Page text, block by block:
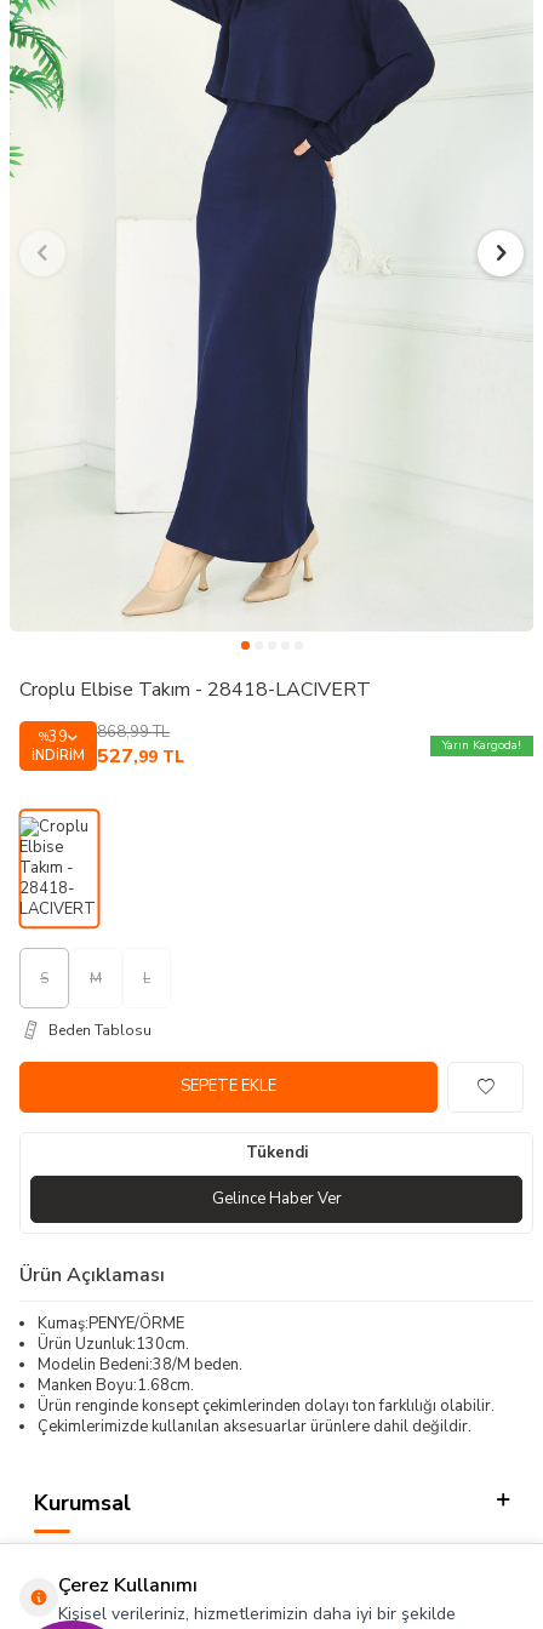
Croplu Elbise Takım - 28418-LACIVERT
%39
İNDIRIM
868,99TL
527,99 TL
Yarın Kargoda!
S M L
Beden Tablosu
SEPETE EKLE
Tükendi
Gelince Haber Ver
Ürün Açıklaması
Kumaş:PENYE/ÖRME
Ürün Uzunluk:130cm.
Modelin Bedeni:38/M beden.
Manken Boyu:1.68cm.
Ürün renginde konsept çekimlerinden dolayı ton farklılığı olabilir.
Çekimlerimizde kullanılan aksesuarlar ürünlere dahil değildir.
Kurumsal
Hızlı Erişim
Çerez Kullanımı
Kişisel verileriniz, hizmetlerimizin daha iyi bir şekilde